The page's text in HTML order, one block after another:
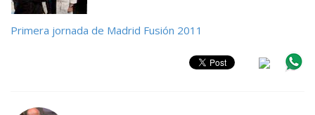
Primera jornada de Madrid Fusión 2011